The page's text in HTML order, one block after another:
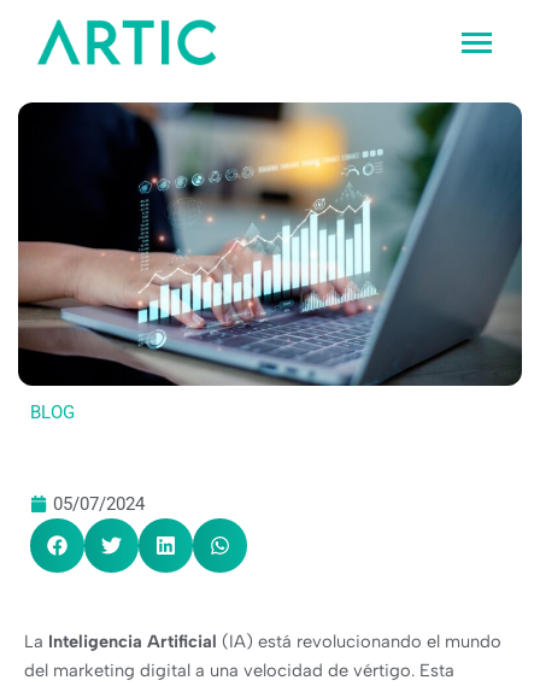
contenido
BLOG
05/07/2024
La Inteligencia Artificial (IA) está revolucionando el mundo
del marketing digital a una velocidad de vértigo. Esta